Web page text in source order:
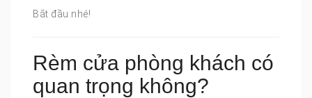
Bắt đầu nhé!
Rèm cửa phòng khách có
quan trọng không?